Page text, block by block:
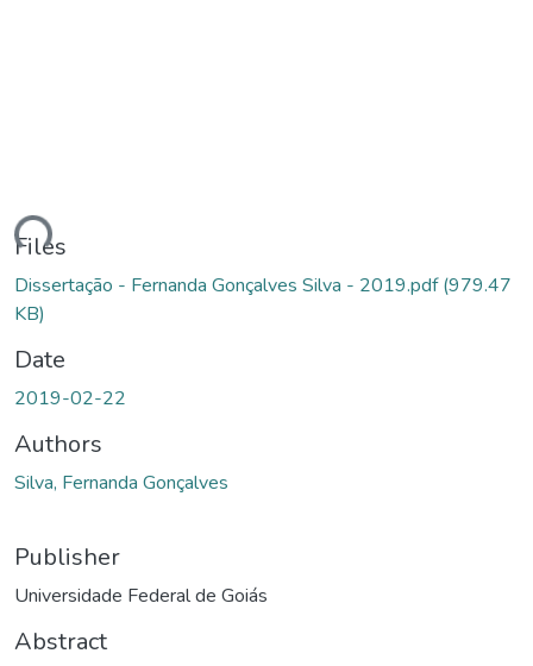
Files
Dissertação - Fernanda Gonçalves Silva - 2019.pdf(979.47
KB)
Date
2019-02-22
Authors
Silva, Fernanda Gonçalves
Publisher
Universidade Federal de Goiás
Abstract